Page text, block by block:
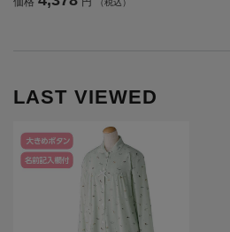
ホール／プレゼント／ギフト【CF】
（税込）
LAST VIEWED